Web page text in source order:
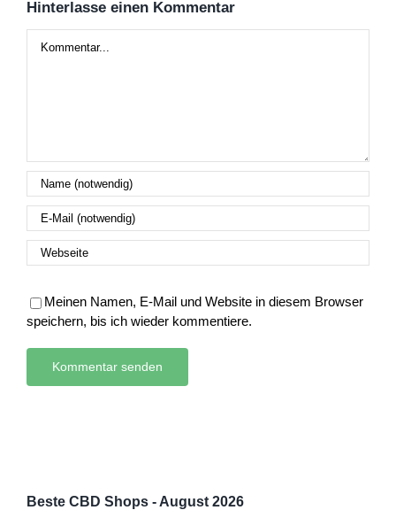
Hinterlasse einen Kommentar
Meinen Namen, E-Mail und Website in diesem Browser
speichern, bis ich wieder kommentiere.
Beste CBD Shops - August 2026